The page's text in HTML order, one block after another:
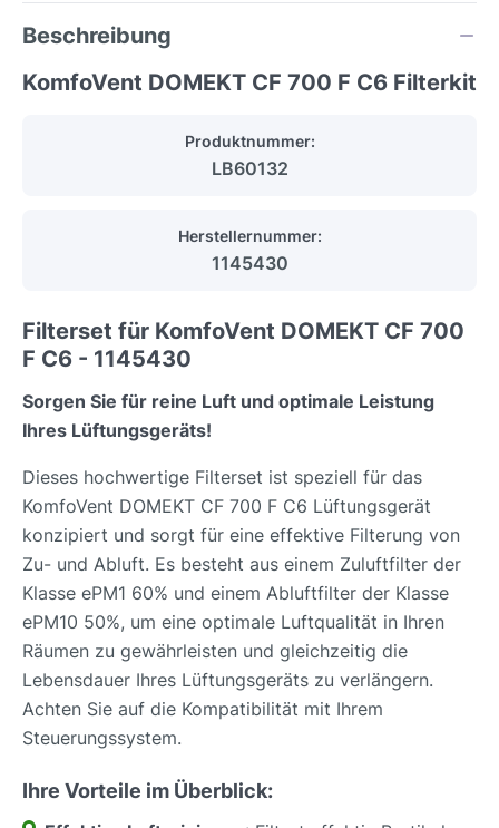
Beschreibung
KomfoVent DOMEKT CF 700 F C6 Filterkit
Produktnummer:
LB60132
Herstellernummer:
1145430
Filterset für KomfoVent DOMEKT CF 700
F C6 - 1145430
Sorgen Sie für reine Luft und optimale Leistung
Ihres Lüftungsgeräts!
Dieses hochwertige Filterset ist speziell für das
KomfoVent DOMEKT CF 700 F C6 Lüftungsgerät
konzipiert und sorgt für eine effektive Filterung von
Zu- und Abluft. Es besteht aus einem Zuluftfilter der
Klasse ePM1 60% und einem Abluftfilter der Klasse
ePM10 50%, um eine optimale Luftqualität in Ihren
Räumen zu gewährleisten und gleichzeitig die
Lebensdauer Ihres Lüftungsgeräts zu verlängern.
Achten Sie auf die Kompatibilität mit Ihrem
Steuerungssystem.
Ihre Vorteile im Überblick: